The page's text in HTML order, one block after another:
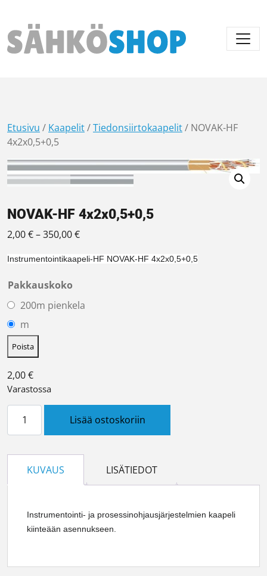
Päävalikko
Etusivu / Kaapelit/Tiedonsiirtokaapelit/ NOVAK-HF
4x2x0,5+0,5
NOVAK-HF 4x2x0,5+0,5
2,00€–350,00€Hintaluokka: 2,00 € - 350,00 €
Instrumentointikaapeli-HF NOVAK-HF 4x2x0,5+0,5
Pakkauskoko
200m pienkela
m
Poista
2,00€
Varastossa
NOVAK-HF 4x2x0,5+0,5 määrä
Lisää ostoskoriin
KUVAUS LISÄTIEDOT
Instrumentointi- ja prosessinohjausjärjestelmien kaapeli
kiinteään asennukseen.